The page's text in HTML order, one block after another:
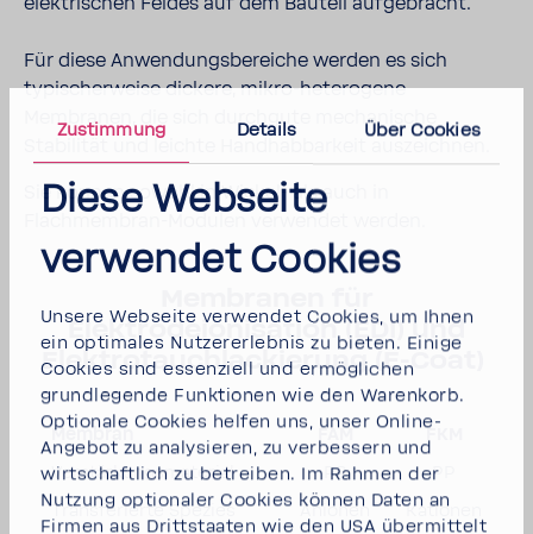
Zustimmung Details Über Cookies
Diese Webseite
verwendet Cookies
Unsere Webseite verwendet Cookies, um Ihnen
ein optimales Nutzererlebnis zu bieten. Einige
Cookies sind essenziell und ermöglichen
grundlegende Funktionen wie den Warenkorb.
Optionale Cookies helfen uns, unser Online-
Angebot zu analysieren, zu verbessern und
wirtschaftlich zu betreiben. Im Rahmen der
Nutzung optionaler Cookies können Daten an
Firmen aus Drittstaaten wie den USA übermittelt
Für diese Anwendungsbereiche werden es sich
typischerweise dickere, mikro-heterogene
Membranen, die sich durchgute mechanische
Sie können sowohl in Wickel- als auch in
Elektrodeionisation (EDI) und
Elektrotauchlackierung (E-Coat)
Membran FAM
FKM
Verstärkungsmaterial
PP
PP
Transferierte Spezies
Anionen Kationen